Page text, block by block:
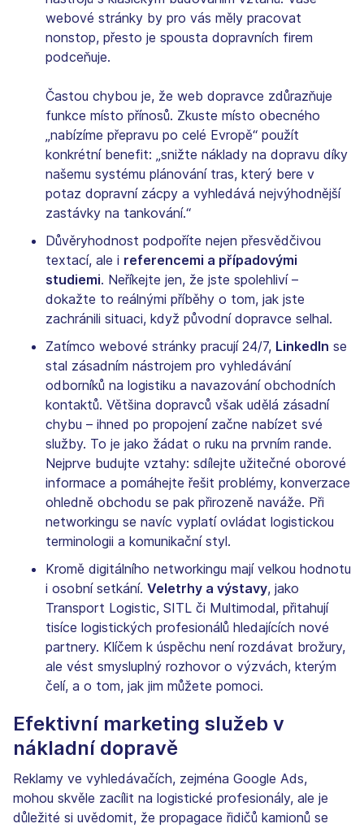
webové stránky by pro vás měly pracovat
nonstop, přesto je spousta dopravních firem
podceňuje.
Častou chybou je, že web dopravce zdůrazňuje
funkce místo přínosů. Zkuste místo obecného
„nabízíme přepravu po celé Evropě“ použít
konkrétní benefit: „snižte náklady na dopravu díky
našemu systému plánování tras, který bere v
potaz dopravní zácpy a vyhledává nejvýhodnější
zastávky na tankování.“
Důvěryhodnost podpoříte nejen přesvědčivou
textací, ale i referencemi a případovými
studiemi. Neříkejte jen, že jste spolehliví –
dokažte to reálnými příběhy o tom, jak jste
zachránili situaci, když původní dopravce selhal.
Zatímco webové stránky pracují 24/7, LinkedIn se
stal zásadním nástrojem pro vyhledávání
odborníků na logistiku a navazování obchodních
kontaktů. Většina dopravců však udělá zásadní
chybu – ihned po propojení začne nabízet své
služby. To je jako žádat o ruku na prvním rande.
Nejprve budujte vztahy: sdílejte užitečné oborové
informace a pomáhejte řešit problémy, konverzace
ohledně obchodu se pak přirozeně naváže. Při
networkingu se navíc vyplatí ovládat logistickou
terminologii a komunikační styl.
Kromě digitálního networkingu mají velkou hodnotu
i osobní setkání. Veletrhy a výstavy, jako
Transport Logistic, SITL či Multimodal, přitahují
tisíce logistických profesionálů hledajících nové
partnery. Klíčem k úspěchu není rozdávat brožury,
ale vést smysluplný rozhovor o výzvách, kterým
čelí, a o tom, jak jim můžete pomoci.
Efektivní marketing služeb v
nákladní dopravě
Reklamy ve vyhledávačích, zejména Google Ads,
mohou skvěle zacílit na logistické profesionály, ale je
důležité si uvědomit, že propagace řidičů kamionů se